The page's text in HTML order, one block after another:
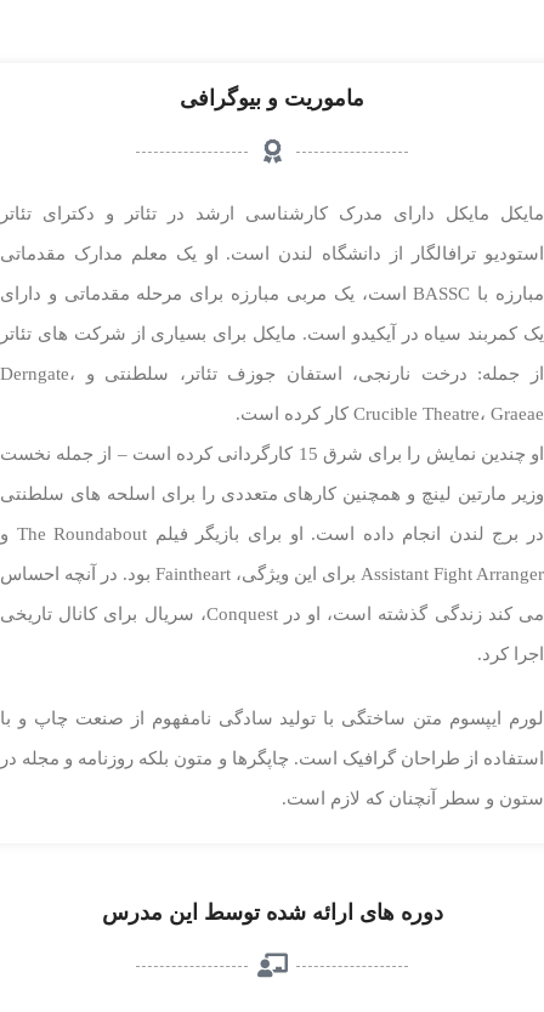
ماموریت و بیوگرافی
مایکل مایکل دارای مدرک کارشناسی ارشد در تئاتر و دکترای تئاتر
استودیو ترافالگار از دانشگاه لندن است. او یک معلم مدارک مقدماتی
مبارزه با BASSC است، یک مربی مبارزه برای مرحله مقدماتی و دارای
یک کمربند سیاه در آیکیدو است. مایکل برای بسیاری از شرکت های تئاتر
از جمله: درخت نارنجی، استفان جوزف تئاتر، سلطنتی و Derngate،
Crucible Theatre، Graeae کار کرده است.
او چندین نمایش را برای شرق 15 کارگردانی کرده است – از جمله نخست
وزیر مارتین لینچ و همچنین کارهای متعددی را برای اسلحه های سلطنتی
در برج لندن انجام داده است. او برای بازیگر فیلم The Roundabout و
Assistant Fight Arranger برای این ویژگی، Faintheart بود. در آنچه احساس
می کند زندگی گذشته است، او در Conquest، سریال برای کانال تاریخی
اجرا کرد.
لورم ایپسوم متن ساختگی با تولید سادگی نامفهوم از صنعت چاپ و با
استفاده از طراحان گرافیک است. چاپگرها و متون بلکه روزنامه و مجله در
ستون و سطر آنچنان که لازم است.
دوره های ارائه شده توسط این مدرس